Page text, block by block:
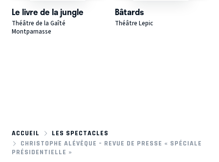
Le livre de la jungle
Théâtre de la Gaîté
Montparnasse
Bâtards
Théâtre Lepic
ACCUEIL
LES SPECTACLES
CHRISTOPHE ALÉVÊQUE – REVUE DE PRESSE « SPÉCIALE
PRÉSIDENTIELLE »